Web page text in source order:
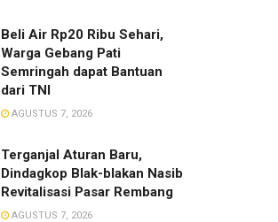
Beli Air Rp20 Ribu Sehari,
Warga Gebang Pati
Semringah dapat Bantuan
dari TNI
AGUSTUS 7, 2026
Terganjal Aturan Baru,
Dindagkop Blak-blakan Nasib
Revitalisasi Pasar Rembang
AGUSTUS 7, 2026